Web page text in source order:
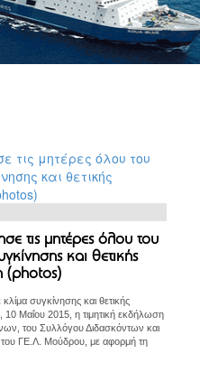
τις μητέρες όλου του
και θετικής
(photos)
συγκίνησης και θετικής
10 Μαΐου 2015, η τιμητική εκδήλωση
του Συλλόγου Διδασκόντων και
του ΓΕ.Λ. Μούδρου, με αφορμή τη